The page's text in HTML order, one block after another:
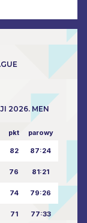
2026. MEN
pkt parowy
82 87:24
76 81:21
74 79:26
71 77:33